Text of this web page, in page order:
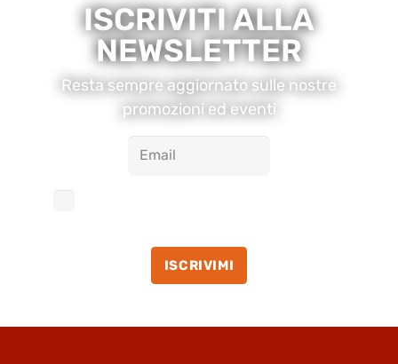
ISCRIVITI ALLA
NEWSLETTER
Resta sempre aggiornato sulle nostre
promozioni ed eventi
ISCRIVIMI